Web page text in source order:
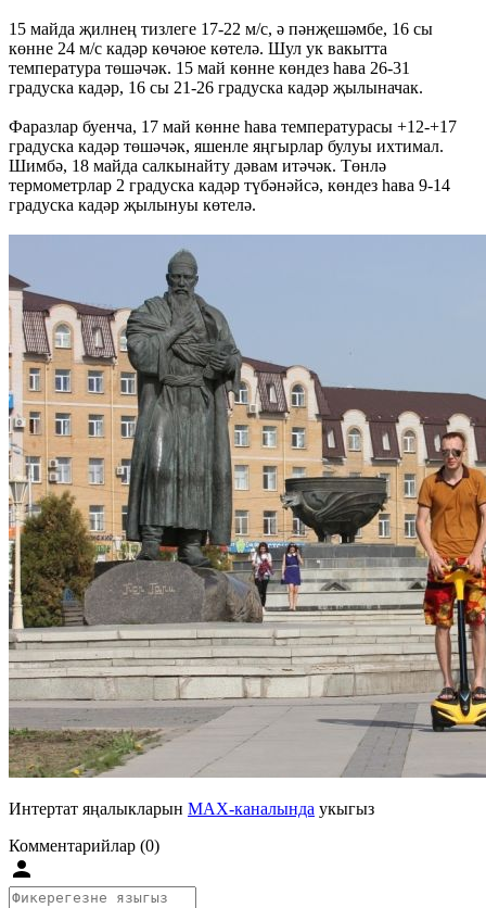
15 майда җилнең тизлеге 17-22 м/с, ә пәнҗешәмбе, 16 сы
көнне 24 м/с кадәр көчәюе көтелә. Шул ук вакытта
температура төшәчәк. 15 май көнне көндез һава 26-31
градуска кадәр, 16 сы 21-26 градуска кадәр җылыначак.
Фаразлар буенча, 17 май көнне һава температурасы +12-+17
градуска кадәр төшәчәк, яшенле яңгырлар булуы ихтимал.
Шимбә, 18 майда салкынайту дәвам итәчәк. Төнлә
термометрлар 2 градуска кадәр түбәнәйсә, көндез һава 9-14
градуска кадәр җылынуы көтелә.
Интертат яңалыкларын MAX-каналында укыгыз
Комментарийлар (0)